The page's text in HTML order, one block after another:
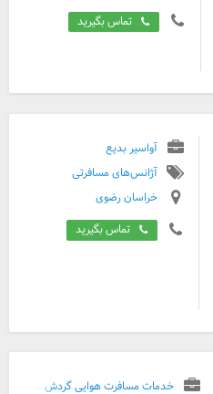
تماس بگیرید
آواسیر بدیع
آژانس‌های مسافرتی
خراسان رضوی
تماس بگیرید
خدمات مسافرت هوایی گردش ...